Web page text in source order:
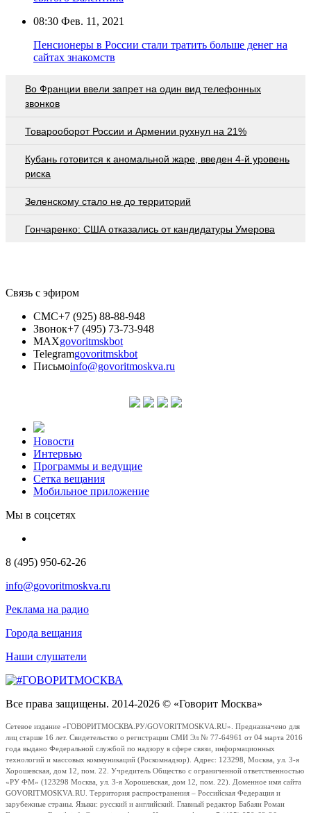
08:30 Фев. 11, 2021
Пенсионеры в России стали тратить больше денег на
сайтах знакомств
Во Франции ввели запрет на один вид телефонных
звонков
Товарооборот России и Армении рухнул на 21%
Кубань готовится к аномальной жаре, введен 4-й уровень
риска
Зеленскому стало не до территорий
Гончаренко: США отказались от кандидатуры Умерова
Связь с эфиром
СМС+7 (925) 88-88-948
Звонок+7 (495) 73-73-948
MAXgovoritmskbot
Telegramgovoritmskbot
Письмоinfo@govoritmoskva.ru
Новости
Интервью
Программы и ведущие
Сетка вещания
Мобильное приложение
Мы в соцсетях
8 (495) 950-62-26
info@govoritmoskva.ru
Реклама на радио
Города вещания
Наши слушатели
Все права защищены. 2014-2026 © «Говорит Москва»
Сетевое издание «ГОВОРИТМОСКВА.РУ/GOVORITMOSKVA.RU». Предназначено для
лиц старше 16 лет. Свидетельство о регистрации СМИ Эл № 77-64961 от 04 марта 2016
года выдано Федеральной службой по надзору в сфере связи, информационных
технологий и массовых коммуникаций (Роскомнадзор). Адрес: 123298, Москва, ул. 3-я
Хорошевская, дом 12, пом. 22. Учредитель Общество с ограниченной ответственностью
«РУ ФМ» (123298 Москва, ул. 3-я Хорошевская, дом 12, пом. 22). Доменное имя сайта
GOVORITMOSKVA.RU. Территория распространения – Российская Федерация и
зарубежные страны. Языки: русский и английский. Главный редактор Бабаян Роман